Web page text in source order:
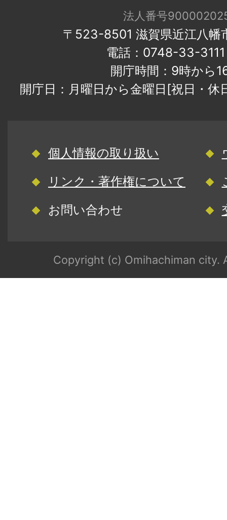
法人番号
〒523-8501 滋賀県近江八幡
電話：0748-33-
開庁時間：9時から
開庁日：月曜日から金曜日[祝日・
個人情報の取り扱い
リンク・著作権について
お問い合わせ
Copyright (c) Omihachiman city.